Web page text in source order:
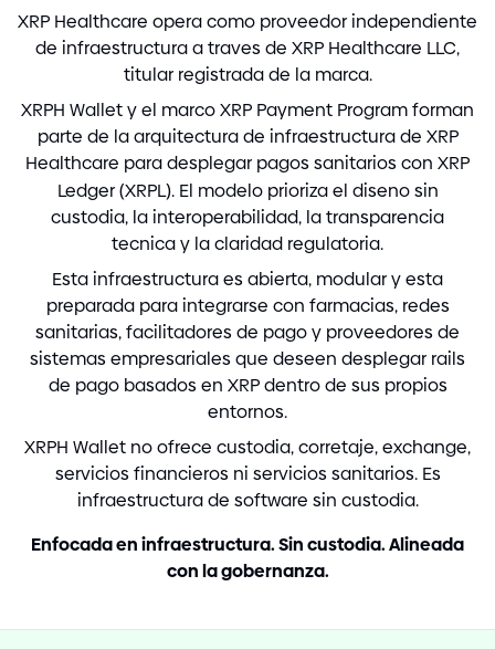
XRP Healthcare opera como proveedor independiente
de infraestructura a traves de XRP Healthcare LLC,
titular registrada de la marca.
XRPH Wallet y el marco XRP Payment Program forman
parte de la arquitectura de infraestructura de XRP
Healthcare para desplegar pagos sanitarios con XRP
Ledger(XRPL). El modelo prioriza el diseno sin
custodia, la interoperabilidad, la transparencia
tecnica y la claridad regulatoria.
Esta infraestructura es abierta, modular y esta
preparada para integrarse con farmacias, redes
sanitarias, facilitadores de pago y proveedores de
sistemas empresariales que deseen desplegar rails
de pago basados en XRP dentro de sus propios
entornos.
XRPH Wallet no ofrece custodia, corretaje, exchange,
servicios financieros ni servicios sanitarios. Es
infraestructura de software sin custodia.
Enfocada en infraestructura. Sin custodia. Alineada
con la gobernanza.